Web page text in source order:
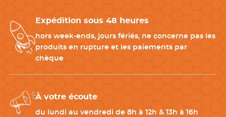
CHR, idéal pour harmoniser les tables de restaurant ou les
buffets de réception. La gamme Pix’elle 3D associe lignes
épurées, finitions brillantes et détails graphiques afin de créer
des couverts à forte identité visuelle. Référence française des
pour leurqualité de fabrication et leur esthétique
Expédition sous 48 heures
hors week-ends, jours fériés, ne concerne pas les
produits en rupture et les paiements par
chèque
À votre écoute
du lundi au vendredi de 8h à 12h & 13h à 16h